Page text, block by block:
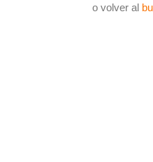
o volver al